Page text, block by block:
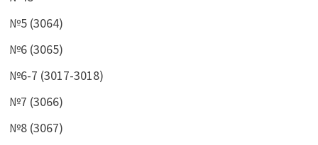
№5 (3064)
№6 (3065)
№6-7 (3017-3018)
№7 (3066)
№8 (3067)